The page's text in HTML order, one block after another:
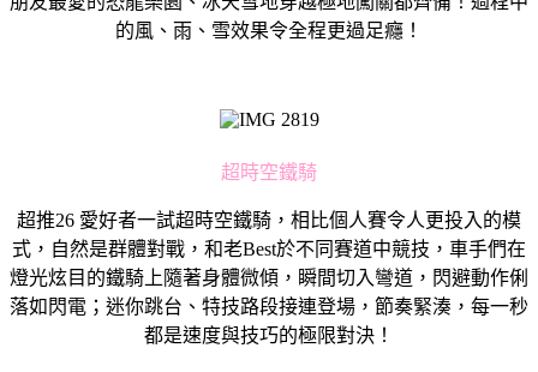
的風、雨、雪效果令全程更過足癮！
超時空鐵騎
超推26 愛好者一試超時空鐵騎，相比個人賽令人更投入的模
式，自然是群體對戰，和老Best於不同賽道中競技，車手們在
燈光炫目的鐵騎上隨著身體微傾，瞬間切入彎道，閃避動作俐
落如閃電；迷你跳台、特技路段接連登場，節奏緊湊，每一秒
都是速度與技巧的極限對決！